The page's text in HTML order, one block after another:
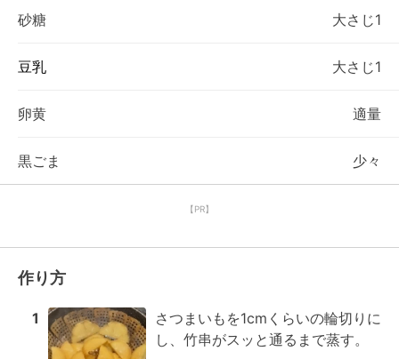
砂糖 大さじ1
豆乳 大さじ1
卵黄 適量
黒ごま 少々
【PR】
作り方
1
さつまいもを1cmくらいの輪切りに
し、竹串がスッと通るまで蒸す。